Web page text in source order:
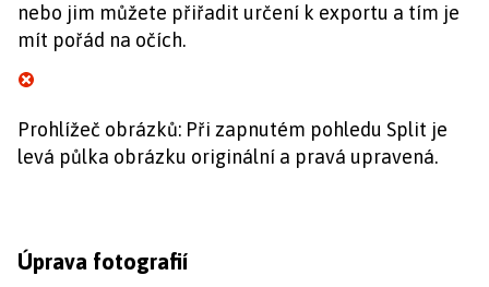
nebo jim můžete přiřadit určení k exportu a tím je
mít pořád na očích.
Prohlížeč obrázků: Při zapnutém pohledu Split je
levá půlka obrázku originální a pravá upravená.
Úprava fotografií